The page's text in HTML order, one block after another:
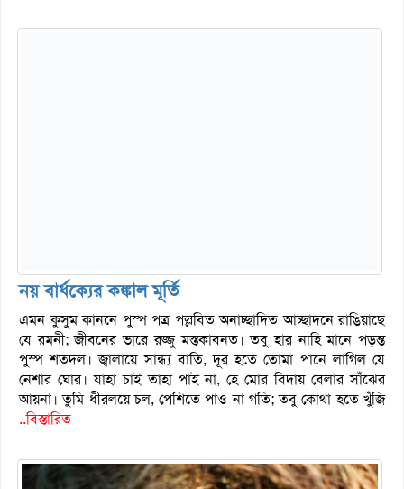
নয় বার্ধক্যের কঙ্কাল মূর্তি
এমন কুসুম কাননে পুস্প পত্র পল্লবিত অনাচ্ছাদিত আচ্ছাদনে রাঙিয়াছে
যে রমনী; জীবনের ভারে রজ্জু মস্তকাবনত। তবু হার নাহি মানে পড়ন্ত
পুস্প শতদল। জ্বালায়ে সান্ধ্য বাতি, দূর হতে তোমা পানে লাগিল যে
নেশার ঘোর। যাহা চাই তাহা পাই না, হে মোর বিদায় বেলার সাঁঝের
আয়না। তুমি ধীরলয়ে চল, পেশিতে পাও না গতি; তবু কোথা হতে খুঁজি
..বিস্তারিত